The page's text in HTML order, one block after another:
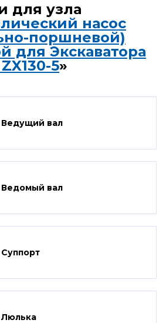
для узла
насос
поршневой)
для Экскаватора
5»
Ведущий вал
Ведомый вал
Суппорт
Люлька